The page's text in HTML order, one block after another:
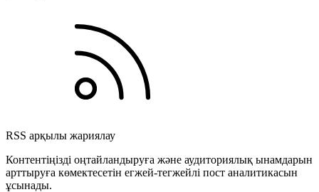
RSS арқылы жариялау
Контентіңізді оңтайландыруға және аудиториялық ынамдарын
арттыруға көмектесетін егжей-тегжейлі пост аналитикасын
ұсынады.